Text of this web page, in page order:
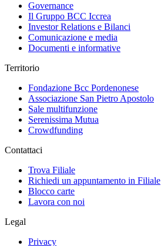
Governance
Il Gruppo BCC Iccrea
Investor Relations e Bilanci
Comunicazione e media
Documenti e informative
Territorio
Fondazione Bcc Pordenonese
Associazione San Pietro Apostolo
Sale multifunzione
Serenissima Mutua
Crowdfunding
Contattaci
Trova Filiale
Richiedi un appuntamento in Filiale
Blocco carte
Lavora con noi
Legal
Privacy